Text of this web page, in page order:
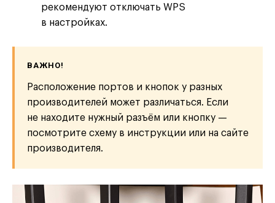
рекомендуют отключать WPS
в настройках.
ВАЖНО!
Расположение портов и кнопок у разных
производителей может различаться. Если
не находите нужный разъём или кнопку —
посмотрите схему в инструкции или на сайте
производителя.